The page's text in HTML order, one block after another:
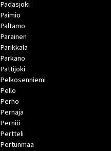
Padasjoki
Paimio
Paltamo
Parainen
Parikkala
Parkano
Pattijoki
Pelkosenniemi
Pello
Perho
Pernaja
Perniö
Pertteli
Pertunmaa